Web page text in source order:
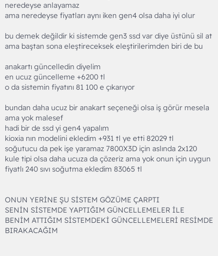
neredeyse anlayamaz
ama neredeyse fiyatları aynı iken gen4 olsa daha iyi olur
bu demek değildir ki sistemde gen3 ssd var diye üstünü sil at
ama baştan sona eleştireceksek eleştirilerimden biri de bu
anakartı güncelledin diyelim
en ucuz güncelleme +6200 tl
o da sistemin fiyatını 81 100 e çıkarıyor
bundan daha ucuz bir anakart seçeneği olsa iş görür mesela
ama yok malesef
hadi bir de ssd yi gen4 yapalım
kioxia nın modelini ekledim +931 tl ye etti 82029 tl
soğutucu da pek işe yaramaz 7800X3D için aslında 2x120
kule tipi olsa daha ucuza da çözeriz ama yok onun için uygun
fiyatlı 240 sıvı soğutma ekledim 83065 tl
ONUN YERİNE ŞU SİSTEM GÖZÜME ÇARPTI
SENİN SİSTEMDE YAPTIĞIM GÜNCELLEMELER İLE
BENİM ATTIĞIM SİSTEMDEKİ GÜNCELLEMELERİ RESİMDE
BIRAKACAĞIM